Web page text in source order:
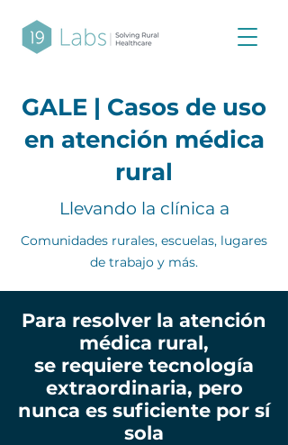
GALE | Casos de uso
en atención médica
rural
Llevando la clínica a
Comunidades rurales, escuelas, lugares
de trabajo y más.
Para resolver la atención
médica rural,
se requiere tecnología
extraordinaria, pero
nunca es suficiente por sí
sola